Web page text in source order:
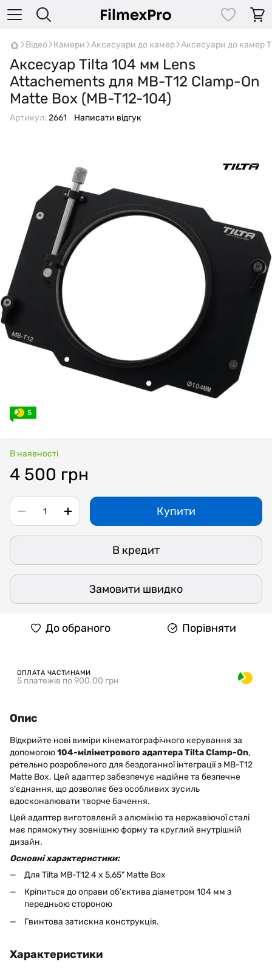
Відео Камери Аксесуари до камер Аксесуари до камер
Аксесуар Tilta 104 мм Lens
Attachements для MB-T12 Clamp-On
Matte Box (MB-T12-104)
Артикул: 2661 Написати відгук
5
В наявності
4 500 грн
Купити
В кредит
Замовити швидко
До обраного Порівняти
ОПЛАТА ЧАСТИНАМИ
5 платежів по 900.00 грн
Опис
Відкрийте нові виміри кінематографічного керування за
допомогою104-міліметрового адаптера Tilta Clamp-On,
ретельно розробленого для бездоганної інтеграції з MB-T12
Matte Box. Цей адаптер забезпечує надійне та безпечне
з’єднання, що дозволяє без особливих зусиль
вдосконалювати творче бачення.
Цей адаптер виготовленй з алюмінію та нержавіючої сталі
має прямокутну зовнішню форму та круглий внутрішній
дизайн.
Основні характеристики:
Для Tilta MB-T12 4 x 5,65" Matte Box
Кріпиться до оправи об’єктива діаметром 104 мм з
передньою стороною
Гвинтова затискна конструкція.
Характеристики